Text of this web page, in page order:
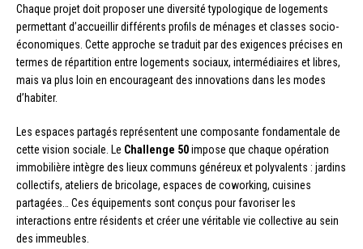
Chaque projet doit proposer une diversité typologique de logements
permettant d’accueillir différents profils de ménages et classes socio-
économiques. Cette approche se traduit par des exigences précises en
termes de répartition entre logements sociaux, intermédiaires et libres,
mais va plus loin en encourageant des innovations dans les modes
d’habiter.
Les espaces partagés représentent une composante fondamentale de
cette vision sociale. Le Challenge 50impose que chaque opération
immobilière intègre des lieux communs généreux et polyvalents : jardins
collectifs, ateliers de bricolage, espaces de coworking, cuisines
partagées… Ces équipements sont conçus pour favoriser les
interactions entre résidents et créer une véritable vie collective au sein
des immeubles.